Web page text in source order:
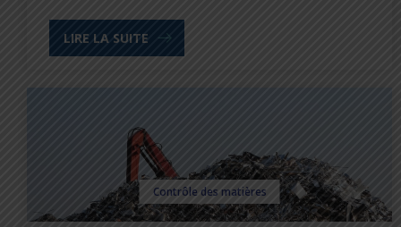
LIRE LA SUITE
Contrôle des matières